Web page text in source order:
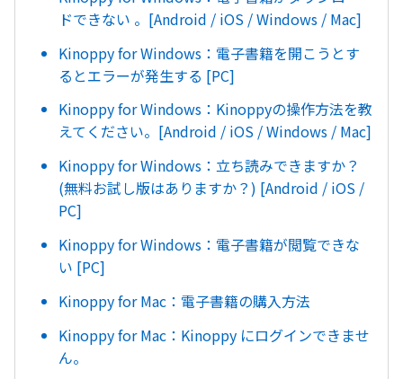
ドできない 。[Android / iOS / Windows / Mac]
Kinoppy for Windows：電子書籍を開こうとす
るとエラーが発生する [PC]
Kinoppy for Windows：Kinoppyの操作方法を教
えてください。[Android / iOS / Windows / Mac]
Kinoppy for Windows：立ち読みできますか？
(無料お試し版はありますか？) [Android / iOS /
PC]
Kinoppy for Windows：電子書籍が閲覧できな
い [PC]
Kinoppy for Mac：電子書籍の購入方法
Kinoppy for Mac：Kinoppy にログインできませ
ん。